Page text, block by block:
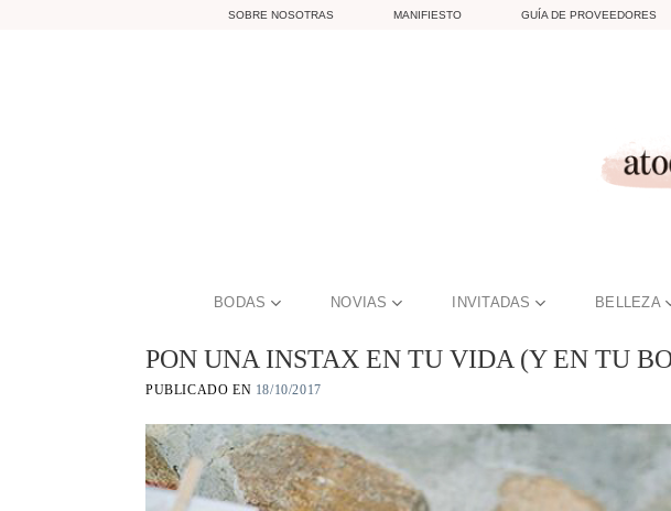
SOBRE NOSOTRAS MANIFIESTO GUÍA DE PROVEEDORES
BODAS NOVIAS INVITADAS BELLEZA
PON UNA INSTAX EN TU VIDA (Y EN TU
PUBLICADO EN 18/10/2017